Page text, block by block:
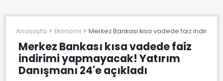
Anasayfa Ekonomi Merkez Bankası kısa vadede faiz indirimi
Merkez Bankası kısa vadede faiz
indirimi yapmayacak! Yatırım
Danışmanı 24'e açıkladı